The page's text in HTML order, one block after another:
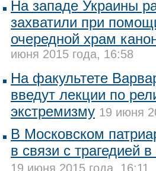
На западе Украины
захватили при
очередной храм
июня 2015 года, 16:58
На факультете
введут лекции по
экстремизму 19 июня
В Московском
в связи с трагедией
19 июня 2015 года, 16:11